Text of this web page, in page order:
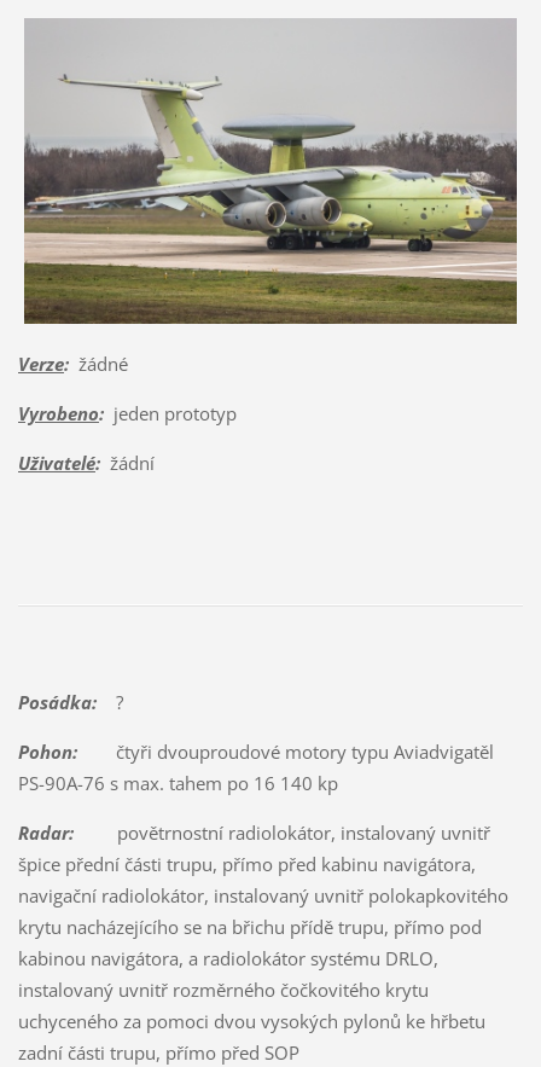
Verze:žádné
Vyrobeno:jeden prototyp
Uživatelé:žádní
Posádka:?
Pohon:čtyři dvouproudové motory typu Aviadvigatěl
PS-90A-76 s max. tahem po 16 140 kp
Radar:povětrnostní radiolokátor, instalovaný uvnitř
špice přední části trupu, přímo před kabinu navigátora,
navigační radiolokátor, instalovaný uvnitř polokapkovitého
krytu nacházejícího se na břichu přídě trupu, přímo pod
kabinou navigátora, a radiolokátor systému DRLO,
instalovaný uvnitř rozměrného čočkovitého krytu
uchyceného za pomoci dvou vysokých pylonů ke hřbetu
zadní části trupu, přímo před SOP